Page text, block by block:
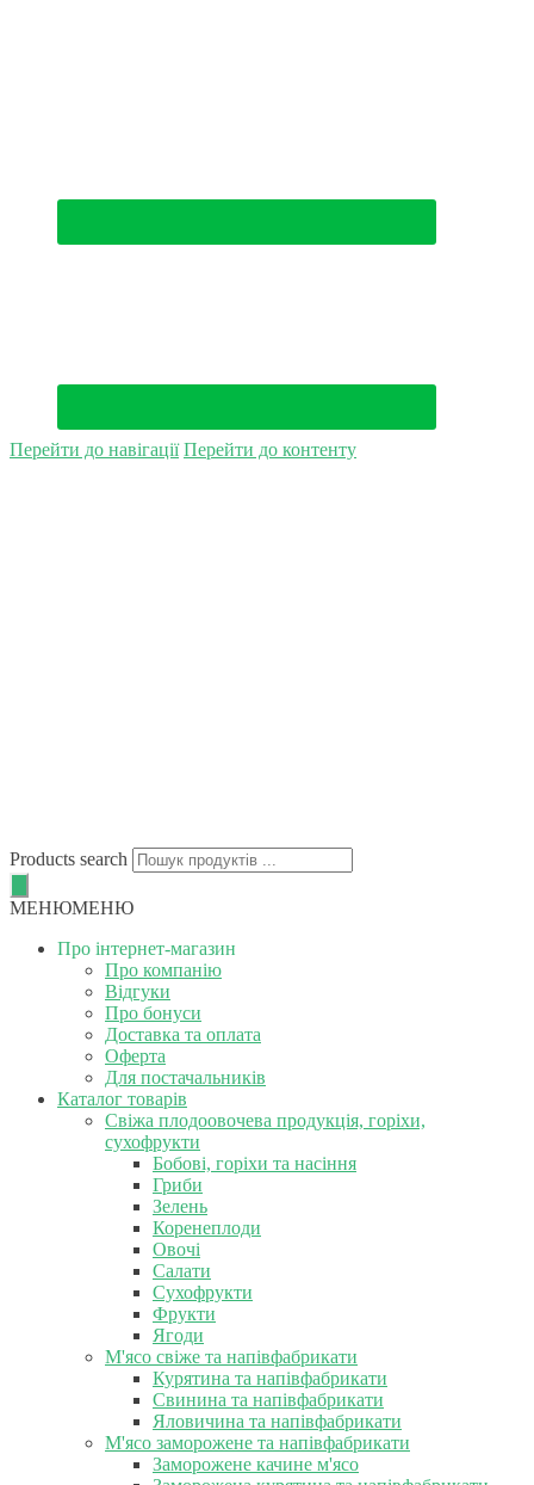
Перейти до навігації Перейти до контенту
Products search
МЕНЮМЕНЮ
Про інтернет-магазин
Про компанію
Відгуки
Про бонуси
Доставка та оплата
Оферта
Для постачальників
Каталог товарів
Свіжа плодоовочева продукція, горіхи,
сухофрукти
Бобові, горіхи та насіння
Гриби
Зелень
Коренеплоди
Овочі
Салати
Сухофрукти
Фрукти
Ягоди
М'ясо свіже та напівфабрикати
Курятина та напівфабрикати
Свинина та напівфабрикати
Яловичина та напівфабрикати
М'ясо заморожене та напівфабрикати
Заморожене качине м'ясо